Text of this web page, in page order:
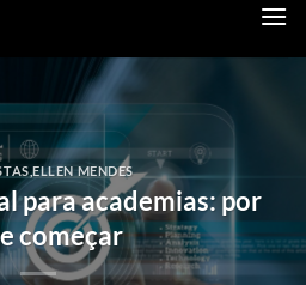
,ELLEN MENDES
para academias: por
começar